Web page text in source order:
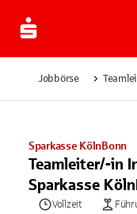
Jobbörse
Sparkasse KölnBonn
Teamleiter/-in
Sparkasse
Vollzeit